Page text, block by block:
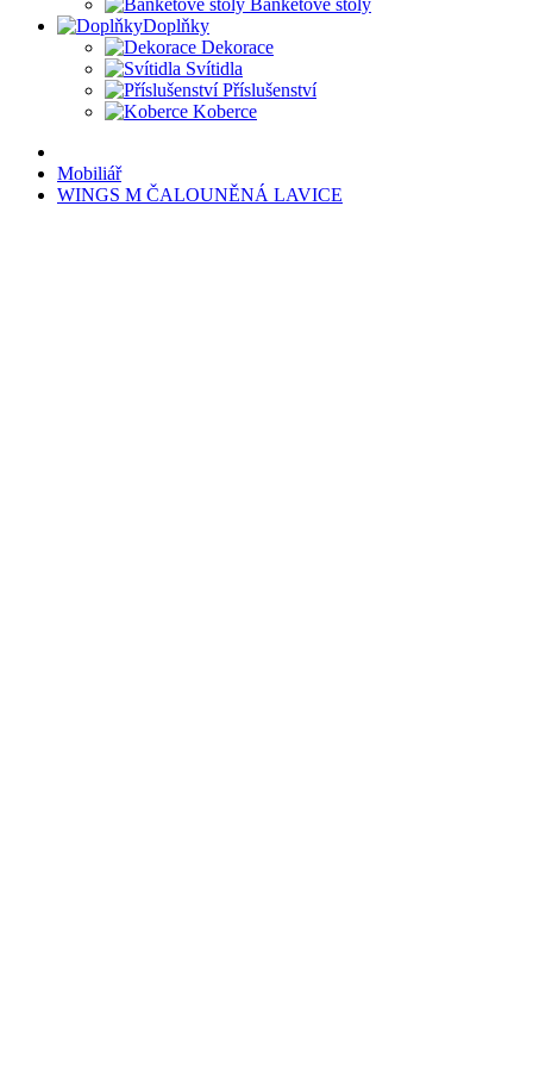
Banketové stoly
Doplňky
Dekorace
Svítidla
Příslušenství
Koberce
Mobiliář
WINGS M ČALOUNĚNÁ LAVICE